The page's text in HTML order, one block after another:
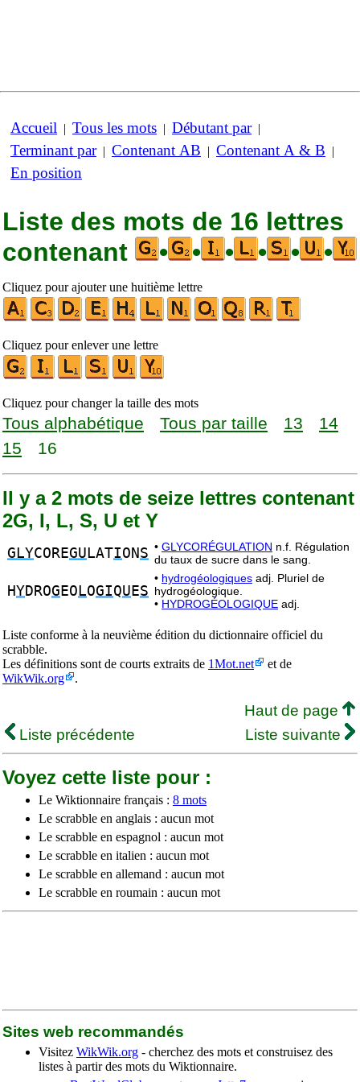
Accueil | Tous les mots | Débutant par|
Terminant par| Contenant AB | Contenant A & B |
En position
Liste des mots de 16 lettres
contenant
• • • • • •
Cliquez pour ajouter une huitième lettre
Cliquez pour enlever une lettre
Cliquez pour changer la taille des mots
Tous alphabétique Tous par taille 13
14
15
16
Il y a 2 mots de seize lettres contenant
2G, I, L, S, U et Y
GLYCOREGU LATION S • GLYCORÉGULATION n.f. Régulation
du taux de sucre dans le sang.
HYDROG EO LOGIQU ES
• hydrogéologiques adj. Pluriel de
hydrogéologique.
• HYDROGÉOLOGIQUE adj.
Liste conforme à la neuvième édition du dictionnaire officiel du
scrabble.
Les définitions sont de courts extraits de 1Mot.net
et de
WikWik.org
.
Haut de page
Liste précédente
Liste suivante
Voyez cette liste pour :
Le Wiktionnaire français : 8 mots
Le scrabble en anglais : aucun mot
Le scrabble en espagnol : aucun mot
Le scrabble en italien : aucun mot
Le scrabble en allemand : aucun mot
Le scrabble en roumain : aucun mot
Sites web recommandés
Visitez WikWik.org - cherchez des mots et construisez des
listes à partir des mots du Wiktionnaire.